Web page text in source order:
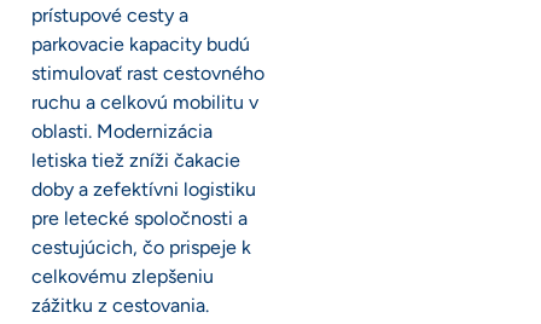
prístupové cesty a
parkovacie kapacity budú
stimulovať rast cestovného
ruchu a celkovú mobilitu v
oblasti. Modernizácia
letiska tiež zníži čakacie
doby a zefektívni logistiku
pre letecké spoločnosti a
cestujúcich, čo prispeje k
celkovému zlepšeniu
zážitku z cestovania.